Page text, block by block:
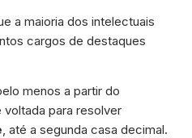
a maioria dos intelectuais
cargos de destaques
menos a partir do
para resolver
, até a segunda casa decimal.